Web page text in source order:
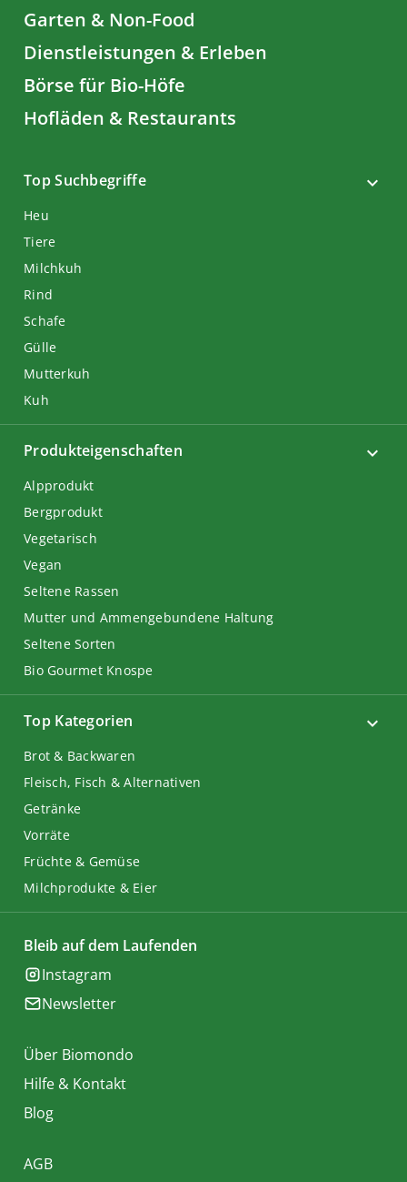
Garten & Non-Food
Dienstleistungen & Erleben
Börse für Bio-Höfe
Hofläden & Restaurants
Top Suchbegriffe
Heu
Tiere
Milchkuh
Rind
Schafe
Gülle
Mutterkuh
Kuh
Top Kategorien
Brot & Backwaren
Fleisch, Fisch & Alternativen
Getränke
Vorräte
Früchte & Gemüse
Milchprodukte & Eier
Produkteigenschaften
Alpprodukt
Bergprodukt
Vegetarisch
Vegan
Seltene Rassen
Mutter und Ammengebundene Haltung
Seltene Sorten
Bio Gourmet Knospe
Bleib auf dem Laufenden
Instagram
Newsletter
Über Biomondo
Hilfe & Kontakt
Blog
AGB